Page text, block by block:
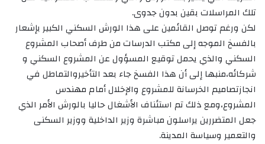
تلك المراسلات بقين بدون جدوى.
لكن ورغم توصل القائمين على هذا الورش السكني الكبير بإشعار
بالفسخ الموجه إلى مكتب الدرسات من طرف أصحاب المشروع
السكني والذي يحمل توقيع المسؤول عن المشروع السكني و
شركائه،منبها إلى أن هذا الفسخ جاء بعد التأخيروالتماطل في
انجازتصاميم الخرسانة للمشروع والإخلال أمام مهندس
المشروع،ومع ذلك تم استئناف الأشغال حاليا بالورش الأمر الذي
جعل المتضررين يراسلون مباشرة وزير الداخلية ووزير السكنى
والتعمير وسياسة المدينة.